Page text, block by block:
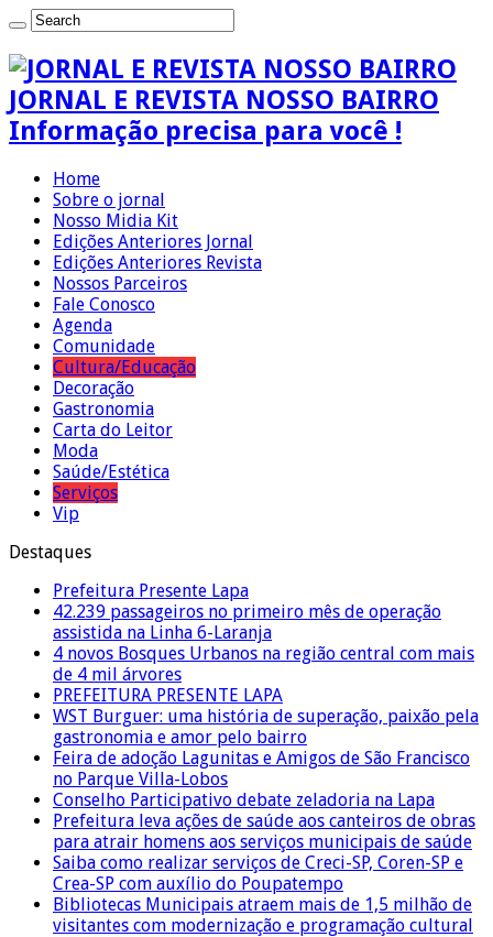
JORNAL E REVISTA NOSSO BAIRRO
Informação precisa para você !
Home
Sobre o jornal
Nosso Midia Kit
Edições Anteriores Jornal
Edições Anteriores Revista
Nossos Parceiros
Fale Conosco
Agenda
Comunidade
Cultura/Educação
Decoração
Gastronomia
Carta do Leitor
Moda
Saúde/Estética
Serviços
Vip
Destaques
Prefeitura Presente Lapa
42.239 passageiros no primeiro mês de operação
assistida na Linha 6-Laranja
4 novos Bosques Urbanos na região central com mais
de 4 mil árvores
PREFEITURA PRESENTE LAPA
WST Burguer: uma história de superação, paixão pela
gastronomia e amor pelo bairro
Feira de adoção Lagunitas e Amigos de São Francisco
no Parque Villa-Lobos
Conselho Participativo debate zeladoria na Lapa
Prefeitura leva ações de saúde aos canteiros de obras
para atrair homens aos serviços municipais de saúde
Saiba como realizar serviços de Creci-SP, Coren-SP e
Crea-SP com auxílio do Poupatempo
Bibliotecas Municipais atraem mais de 1,5 milhão de
visitantes com modernização e programação cultural